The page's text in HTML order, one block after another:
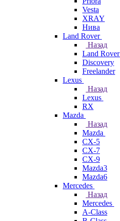
Vesta
XRAY
Нива
Land Rover
Назад
Land Rover
Discovery
Freelander
Lexus
Назад
Lexus
RX
Mazda
Назад
Mazda
CX-5
CX-7
CX-9
Mazda3
Mazda6
Mercedes
Назад
Mercedes
A-Class